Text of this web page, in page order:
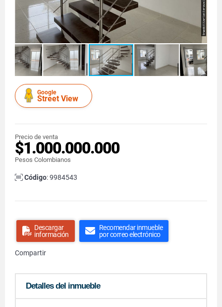
Google
Street View
Precio de venta
$1.000.000.000
Pesos Colombianos
Código: 9984543
Descargar
información
Recomendar inmueble
por correo electrónico
Compartir
Detalles del inmueble